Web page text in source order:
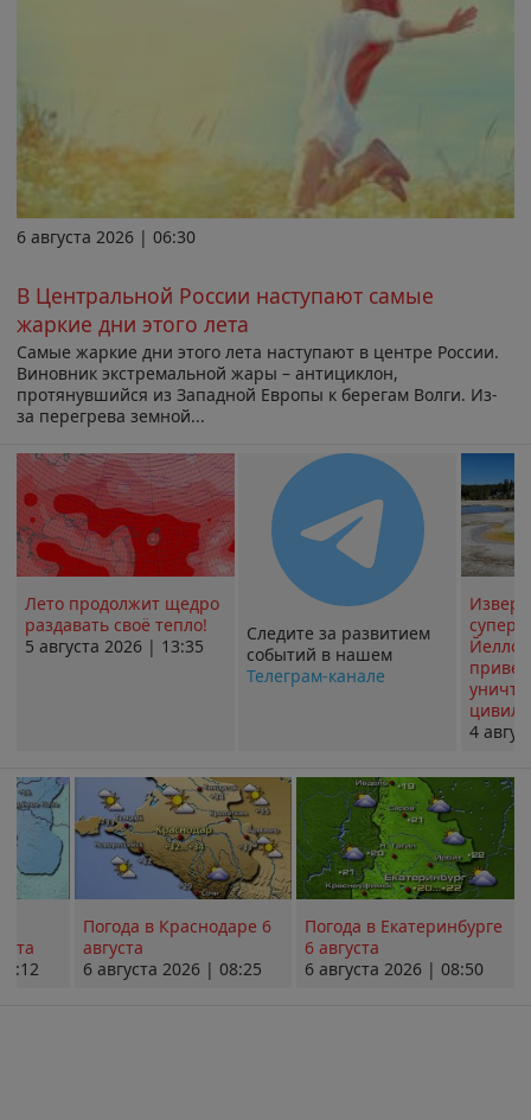
6 августа 2026 | 06:30
В Центральной России наступают самые
жаркие дни этого лета
Самые жаркие дни этого лета наступают в центре России.
Виновник экстремальной жары – антициклон,
протянувшийся из Западной Европы к берегам Волги. Из-
за перегрева земной...
Лето продолжит щедро
раздавать своё тепло!
5 августа 2026 | 13:35
Следите за развитием
событий в нашем
Телеграм-канале
4
Погода в Краснодаре 6
августа
6 августа 2026 | 08:25
Погода в Екатеринбурге
6 августа
6 августа 2026 | 08:50